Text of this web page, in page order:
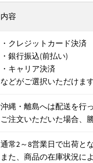
内容
・クレジットカード決済
・銀行振込(前払い)
・キャリア決済
などがご選択いただけます
沖縄・離島へは配送を行
ご注文いただいた場合、
通常2～8営業日で出荷と
また、商品の在庫状況に